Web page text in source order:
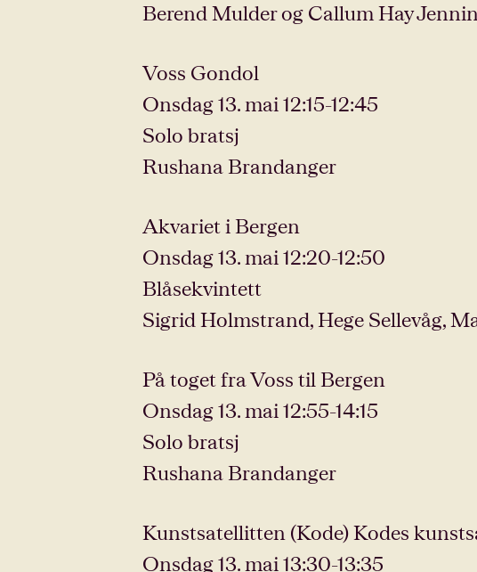
Berend Mulder og Callum Hay
Voss Gondol
Onsdag 13. mai 12:15-12:45
Solo bratsj
Rushana Brandanger
Akvariet i Bergen
Onsdag 13. mai 12:20-12:50
Blåsekvintett
Sigrid Holmstrand, Hege Sellevåg,
På toget fra Voss til Bergen
Onsdag 13. mai 12:55-14:15
Solo bratsj
Rushana Brandanger
Kunstsatellitten (Kode) Kodes
Onsdag 13. mai 13:30-13:35